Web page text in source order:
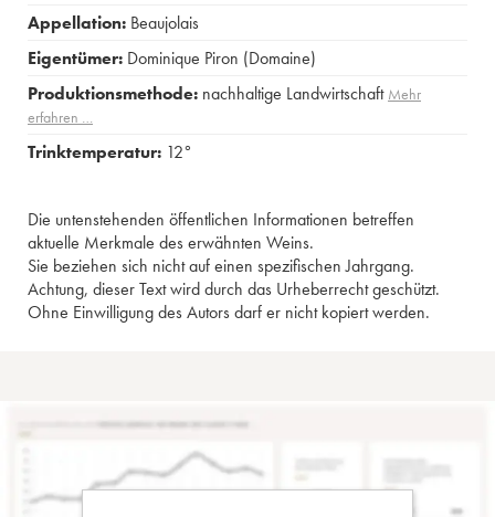
Appellation: Beaujolais
Eigentümer: Dominique Piron (Domaine)
Produktionsmethode: nachhaltige Landwirtschaft Mehr
erfahren …
Trinktemperatur: 12°
Die untenstehenden öffentlichen Informationen betreffen
aktuelle Merkmale des erwähnten Weins.
Sie beziehen sich nicht auf einen spezifischen Jahrgang.
Achtung, dieser Text wird durch das Urheberrecht geschützt.
Ohne Einwilligung des Autors darf er nicht kopiert werden.